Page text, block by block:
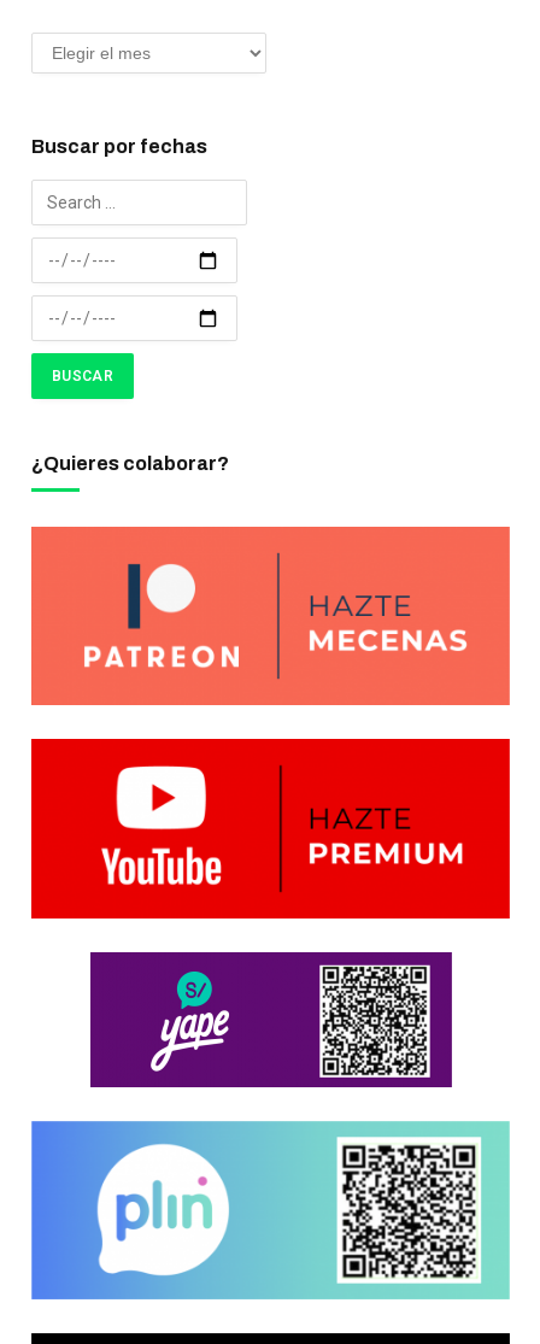
Buscar por fechas
¿Quieres colaborar?